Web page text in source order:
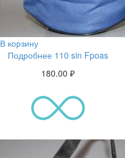
В корзину
Подробнее 110 sin Fpoas
180.00 ₽